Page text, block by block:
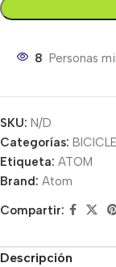
8 Personas
SKU: N/D
Categorías:
Etiqueta: ATOM
Brand: Atom
Compartir:
Descripción